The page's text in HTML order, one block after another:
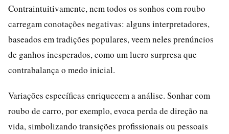
Contraintuitivamente, nem todos os sonhos com roubo
carregam conotações negativas: alguns interpretadores,
baseados em tradições populares, veem neles prenúncios
de ganhos inesperados, como um lucro surpresa que
contrabalança o medo inicial.
Variações específicas enriquecem a análise. Sonhar com
roubo de carro, por exemplo, evoca perda de direção na
vida, simbolizando transições profissionais ou pessoais